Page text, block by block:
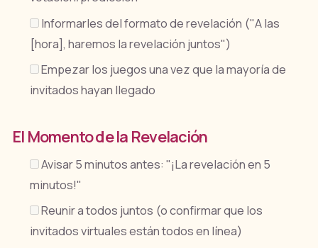
Informarles del formato de revelación ("A las
[hora], haremos la revelación juntos")
Empezar los juegos una vez que la mayoría de
invitados hayan llegado
El Momento de la Revelación
Avisar 5 minutos antes: "¡La revelación en 5
minutos!"
Reunir a todos juntos (o confirmar que los
invitados virtuales están todos en línea)